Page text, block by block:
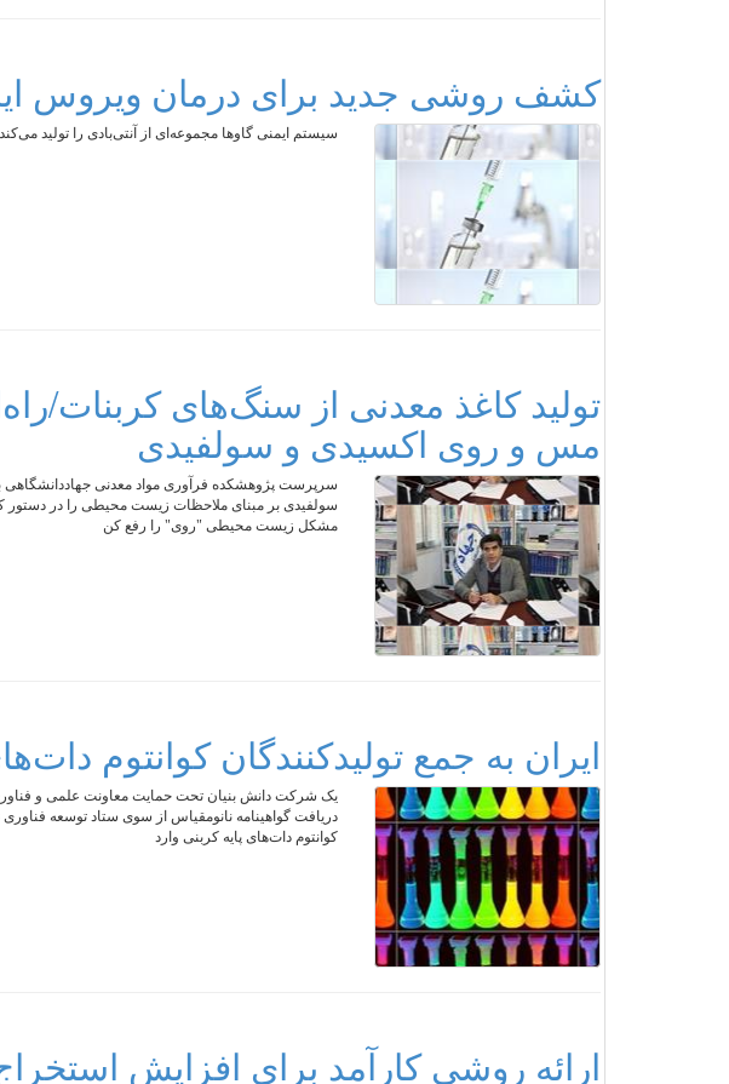
کشف روشی جدید برای درمان ویروس
سیستم ایمنی گاوها مجموعه‌ای از آنتی‌بادی را تولید می‌کند که توانایی نابودی
تولید کاغذ معدنی از سنگ‌های کربنات/
مس و روی اکسیدی و سولفیدی
سرپرست پژوهشکده فرآوری مواد معدنی جهاددانشگاهی
سولفیدی بر مبنای ملاحظات زیست محیطی را در دستور
مشکل زیست محیطی "روی" را رفع کن
ایران به جمع تولید‌کنندگان کوانتوم
یک شرکت‌ دانش بنیان تحت حمایت معاونت علمی و
دریافت گواهینامه نانومقیاس از سوی ستاد توسعه فناوری
کوانتوم دات‌های پایه کربنی وارد
ارائه روشی کارآمد برای افزایش